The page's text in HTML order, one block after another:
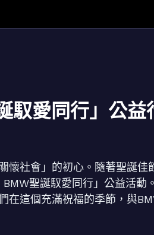
馭愛同行」公益
懷社會」的初心。隨著聖誕佳
聖誕馭愛同行」公益活動。
在這個充滿祝福的季節，與